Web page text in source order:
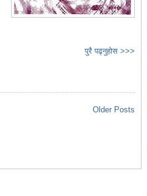
पुरै पढ्नुहोस >>>
Older Posts